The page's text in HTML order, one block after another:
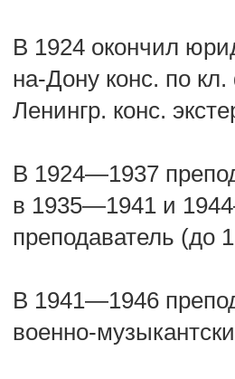
В 1924 окончил
на-Дону конс. по
Ленингр. конс.
В 1924—1937
в 1935—1941 и
преподаватель (до
В 1941—1946
военно-